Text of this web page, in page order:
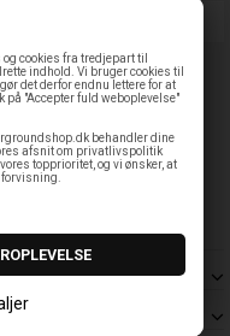
cookies fra tredjepart til
indhold. Vi bruger cookies til
det derfor endnu lettere for at
"Accepter fuld weboplevelse"
behandler dine
afsnit om privatlivspolitik
topprioritet, og vi ønsker, at